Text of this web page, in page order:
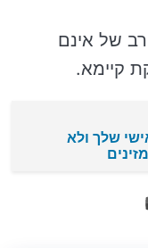
של אינם
קיימא.
שלך ולא